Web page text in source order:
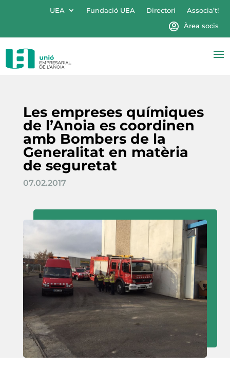
UEA Fundació UEA Directori
Associa’t!
Àrea socis
Les empreses químiques
de l’Anoia es coordinen
amb Bombers de la
Generalitat en matèria
de seguretat
07.02.2017